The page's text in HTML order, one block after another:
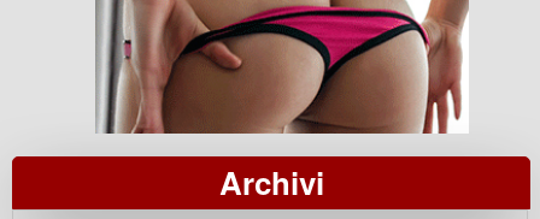
Archivi